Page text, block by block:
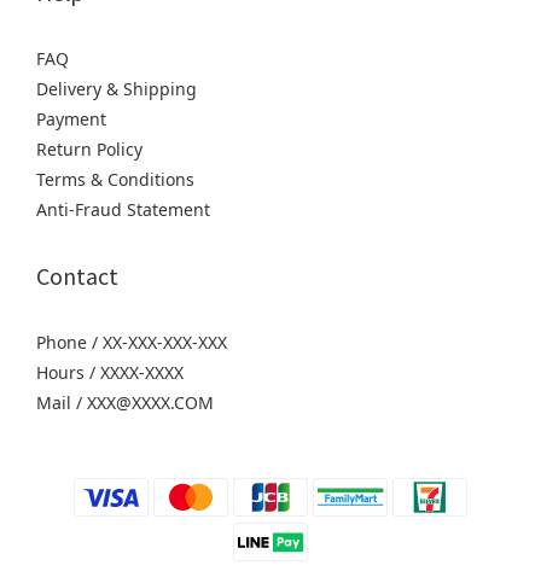
FAQ
Delivery & Shipping
Payment
Return Policy
Terms & Conditions
Anti-Fraud Statement
Contact
Phone / XX-XXX-XXX-XXX
Hours / XXXX-XXXX
Mail / XXX@XXXX.COM